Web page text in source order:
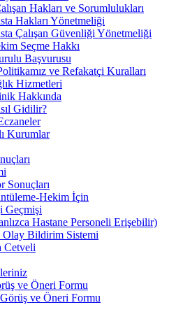
Hakları ve Sorumlulukları
Hakları Yönetmeliği
Çalışan Güvenliği Yönetmeliği
Seçme Hakkı
Başvurusu
ve Refakatçi Kuralları
Hizmetleri
Hakkında
Gidilir?
Kurumlar
Sonuçları
Hekim İçin
Geçmişi
Hastane Personeli Erişebilir)
Bildirim Sistemi
Cetveli
ve Öneri Formu
ve Öneri Formu